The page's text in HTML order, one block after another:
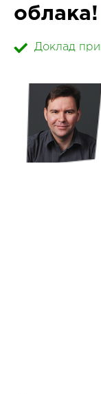
облака!
Доклад